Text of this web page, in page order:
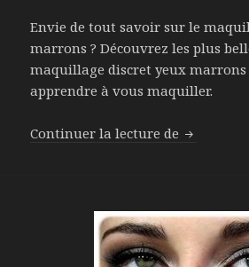
Envie de tout savoir sur le
marrons ? Découvrez les plus
maquillage discret yeux
apprendre à vous maquiller.
Continuer la lecture de Un